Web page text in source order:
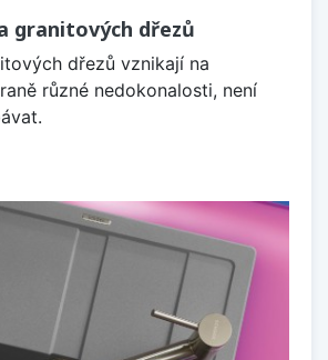
granitových dřezů
dřezů vznikají na
různé nedokonalosti, není